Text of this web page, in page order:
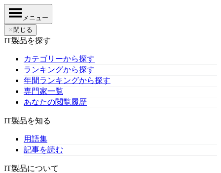
メニュー
✕ 閉じる
IT製品を探す
カテゴリーから探す
ランキングから探す
年間ランキングから探す
専門家一覧
あなたの閲覧履歴
IT製品を知る
用語集
記事を読む
IT製品について